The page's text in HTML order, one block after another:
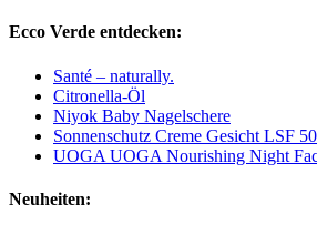
Ecco Verde entdecken:
Santé – naturally.
Citronella-Öl
Niyok Baby Nagelschere
Sonnenschutz Creme Gesicht LSF
UOGA UOGA Nourishing Night
Neuheiten: